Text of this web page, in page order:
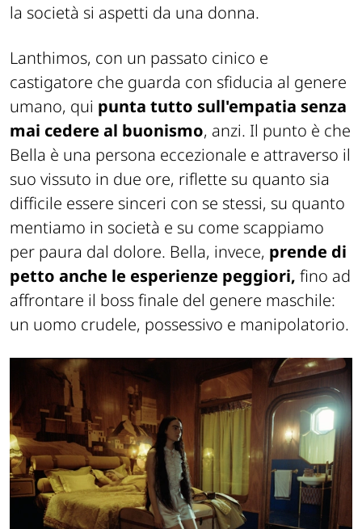
la società si aspetti da una donna.
Lanthimos, con un passato cinico e
castigatore che guarda con sfiducia al genere
umano, qui punta tutto sull'empatia senza
mai cedere al buonismo, anzi. Il punto è che
Bella è una persona eccezionale e attraverso il
suo vissuto in due ore, riflette su quanto sia
difficile essere sinceri con se stessi, su quanto
mentiamo in società e su come scappiamo
per paura dal dolore. Bella, invece, prende di
petto anche le esperienze peggiori, fino ad
affrontare il boss finale del genere maschile:
un uomo crudele, possessivo e manipolatorio.